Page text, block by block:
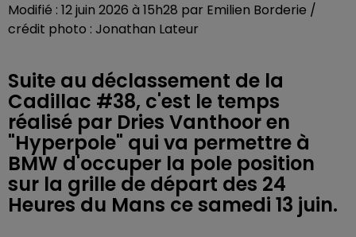
Modifié : 12 juin 2026 à 15h28 par Emilien Borderie /
crédit photo : Jonathan Lateur
Suite au déclassement de la
Cadillac #38, c'est le temps
réalisé par Dries Vanthoor en
"Hyperpole" qui va permettre à
BMW d'occuper la pole position
sur la grille de départ des 24
Heures du Mans ce samedi 13 juin.